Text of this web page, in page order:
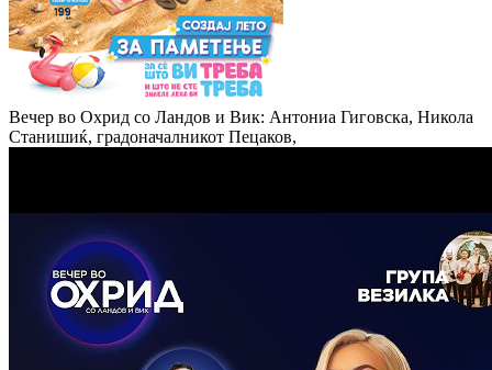
Вечер во Охрид со Ландов и Вик: Антониа Гиговска, Никола
Станишиќ, градоначалникот Пецаков,